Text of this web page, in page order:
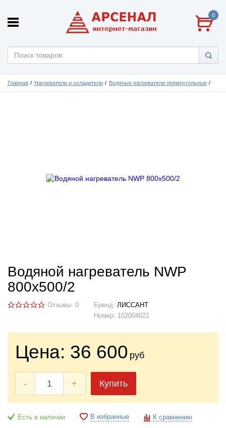
0
Главная Нагреватели и охладители Водяные нагреватели прямоугольные
Водяной нагреватель NWP
800х500/2
Отзывы: 0 Бренд: ЛИССАНТ
Номер: 102004021
Цена: 36 600 руб
- + Купить
Есть в наличии В избранные К сравнению